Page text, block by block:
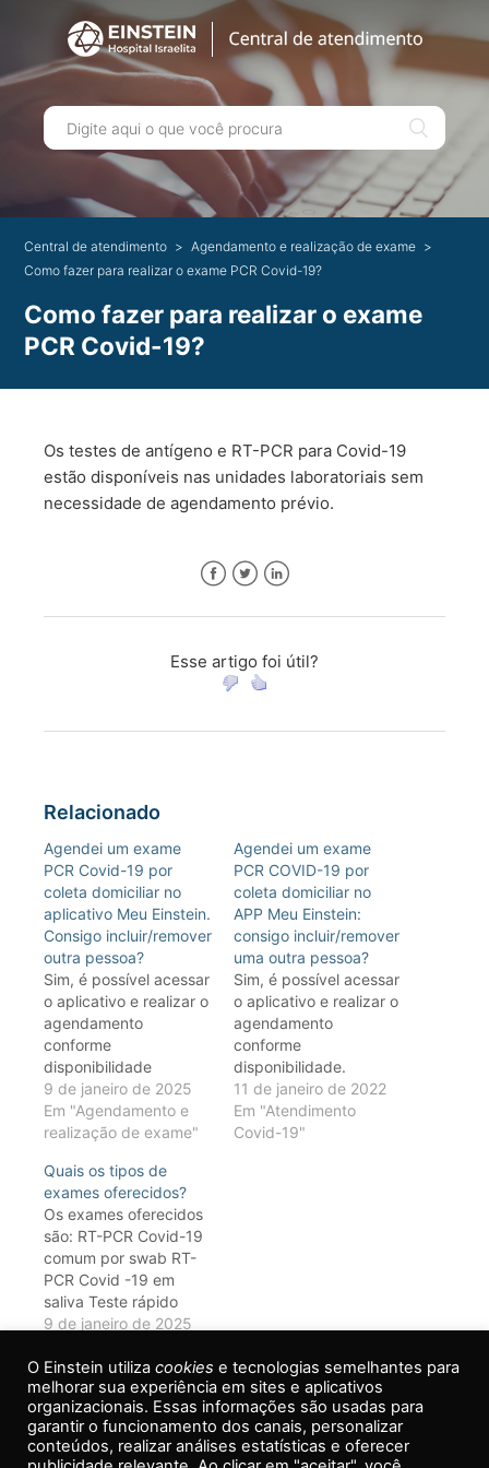
Central de atendimento
Agendamento e realização de exame
Como fazer para realizar o exame PCR Covid-19?
Como fazer para realizar o exame
PCR Covid-19?
Os testes de antígeno e RT-PCR para Covid-19
estão disponíveis nas unidades laboratoriais sem
necessidade de agendamento prévio.
Esse artigo foi útil?
Relacionado
Agendei um exame
PCR Covid-19 por
coleta domiciliar no
aplicativo Meu Einstein.
Consigo incluir/remover
outra pessoa?
Sim, é possível acessar
o aplicativo e realizar o
agendamento
conforme
disponibilidade
9 de janeiro de 2025
Em "Agendamento e
realização de exame"
Agendei um exame
PCR COVID-19 por
coleta domiciliar no
APP Meu Einstein:
consigo incluir/remover
uma outra pessoa?
Sim, é possível acessar
o aplicativo e realizar o
agendamento
conforme
disponibilidade.
11 de janeiro de 2022
Em "Atendimento
Covid-19"
Quais os tipos de
exames oferecidos?
Os exames oferecidos
são: RT-PCR Covid-19
comum por swab RT-
PCR Covid -19 em
saliva Teste rápido
para antígeno Covid-
molecular de
patógenos
respiratórios (inclui
SARS-Cov-2) Consulte
www.einstein.br/covid19#at-
9 de janeiro de 2025
realização de exame"
O Einstein utiliza cookies e tecnologias semelhantes para
melhorar sua experiência em sites e aplicativos
organizacionais. Essas informações são usadas para
garantir o funcionamento dos canais, personalizar
conteúdos, realizar análises estatísticas e oferecer